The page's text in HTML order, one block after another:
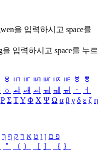
을 입력하시고 space를
을 입력하시고 space를 누르
ㅱ ㅲ ㅳ ㅴ ㅵ ㅶ ㅷ ㅸ
ㅹ
ㆆ ㆇ ㆈ ㆉ ㆊ ㆋ ㆌ ㆍ
ㆎ
Ρ Σ ΤΥ Φ Χ Ψ Ω α β γ δ ε ζ η
פ ם ן ו ט א ר ק ף ך
＂ （ ） ［ ］ ｛ ｝